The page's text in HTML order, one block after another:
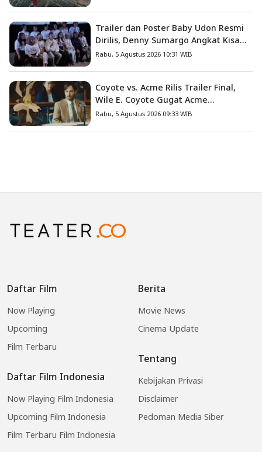
Trailer dan Poster Baby Udon Resmi
Dirilis, Denny Sumargo Angkat Kisah
Nyata Fanny Kondoh
Rabu, 5 Agustus 2026 10:31 WIB
Coyote vs. Acme Rilis Trailer Final,
Wile E. Coyote Gugat Acme
Corporation ke Pengadilan
Rabu, 5 Agustus 2026 09:33 WIB
Daftar Film
Now Playing
Upcoming
Film Terbaru
Daftar Film Indonesia
Now Playing Film Indonesia
Upcoming Film Indonesia
Film Terbaru Film Indonesia
Berita
Movie News
Cinema Update
Tentang
Kebijakan Privasi
Disclaimer
Pedoman Media Siber